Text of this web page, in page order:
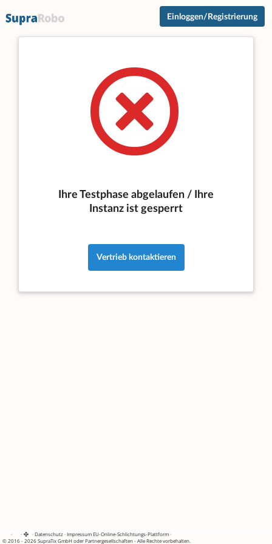
Einloggen/Registrierung
Ihre Testphase abgelaufen / Ihre
Instanz ist gesperrt
Vertrieb kontaktieren
· · ·Datenschutz·Impressum EU-Online-Schlichtungs-Plattform·
© 2016 - 2026 SupraTix GmbH oder Partnergesellschaften - Alle Rechte vorbehalten.